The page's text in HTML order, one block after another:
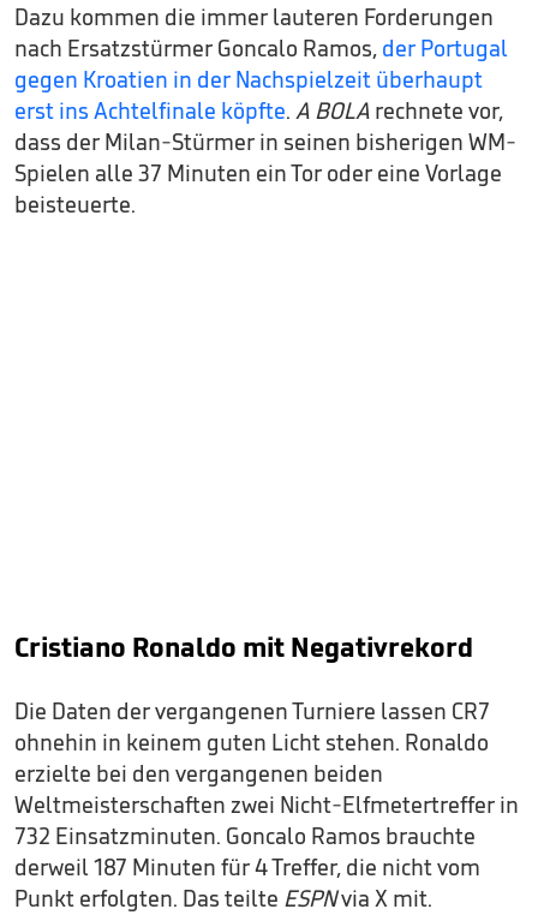
Dazu kommen die immer lauteren Forderungen
nach Ersatzstürmer Goncalo Ramos, der Portugal
gegen Kroatien in der Nachspielzeit überhaupt
erst ins Achtelfinale köpfte. A BOLA rechnete vor,
dass der Milan-Stürmer in seinen bisherigen WM-
Spielen alle 37 Minuten ein Tor oder eine Vorlage
beisteuerte.
Cristiano Ronaldo mit Negativrekord
Die Daten der vergangenen Turniere lassen CR7
ohnehin in keinem guten Licht stehen. Ronaldo
erzielte bei den vergangenen beiden
Weltmeisterschaften zwei Nicht-Elfmetertreffer in
732 Einsatzminuten. Goncalo Ramos brauchte
derweil 187 Minuten für 4 Treffer, die nicht vom
Punkt erfolgten. Das teilte ESPNvia X mit.